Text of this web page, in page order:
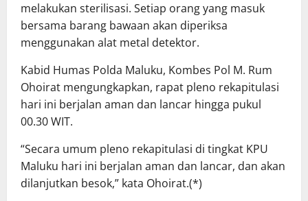
melakukan sterilisasi. Setiap orang yang masuk
bersama barang bawaan akan diperiksa
menggunakan alat metal detektor.
Kabid Humas Polda Maluku, Kombes Pol M. Rum
Ohoirat mengungkapkan, rapat pleno rekapitulasi
hari ini berjalan aman dan lancar hingga pukul
00.30 WIT.
“Secara umum pleno rekapitulasi di tingkat KPU
Maluku hari ini berjalan aman dan lancar, dan akan
dilanjutkan besok,” kata Ohoirat.(*)